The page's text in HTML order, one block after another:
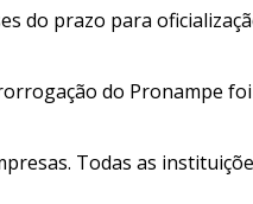
do prazo para
do Pronampe foi
Todas as